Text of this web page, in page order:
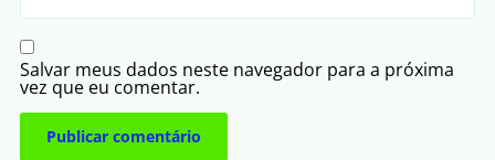
Salvar meus dados neste navegador para a próxima
vez que eu comentar.